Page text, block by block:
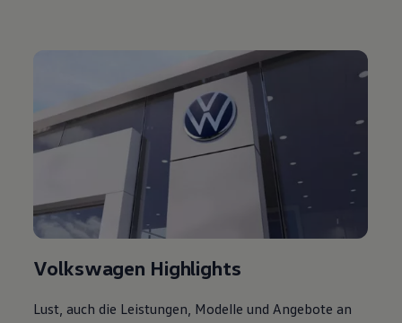
Volkswagen Highlights
Lust, auch die Leistungen, Modelle und Angebote an